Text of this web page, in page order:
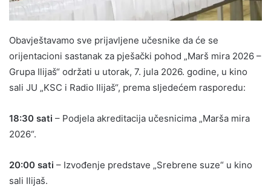
Obavještavamo sve prijavljene učesnike da će se
orijentacioni sastanak za pješački pohod „Marš mira 2026 –
Grupa Ilijaš“ održati u utorak, 7. jula 2026. godine, u kino
sali JU „KSC i Radio Ilijaš“, prema sljedećem rasporedu:
18:30 sati – Podjela akreditacija učesnicima „Marša mira
2026“.
20:00 sati – Izvođenje predstave „Srebrene suze“ u kino
sali Ilijaš.